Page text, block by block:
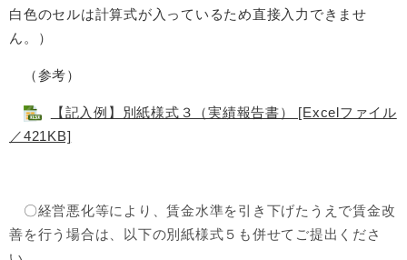
白色のセルは計算式が入っているため直接入力できませ
ん。）
（参考）
【記入例】別紙様式３（実績報告書） [Excelファイル
／421KB]
〇経営悪化等により、賃金水準を引き下げたうえで賃金改
善を行う場合は、以下の別紙様式５も併せてご提出くださ